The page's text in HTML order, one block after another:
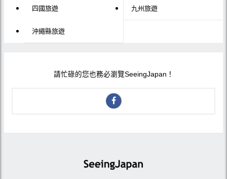
四國旅遊 九州旅遊
沖繩縣旅遊
請忙碌的您也務必瀏覽SeeingJapan！